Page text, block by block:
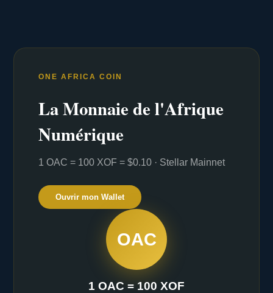
ONE AFRICA COIN
La Monnaie de l'Afrique
Numérique
1 OAC = 100 XOF = $0.10 · Stellar Mainnet
Ouvrir mon Wallet
OAC
1 OAC = 100 XOF